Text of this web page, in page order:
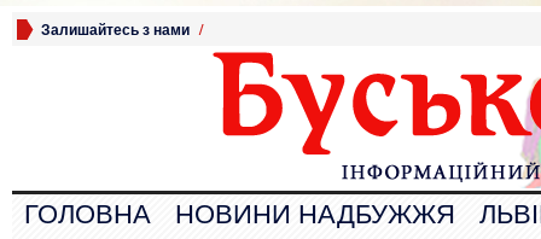
Залишайтесь з нами /
ГОЛОВНА НОВИНИ НАДБУЖЖЯ